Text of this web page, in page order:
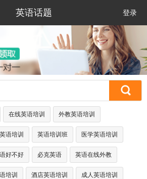
英语话题 登录
在线英语培训 外教英语培训
语培训 英语培训班 医学英语培训
好不好 必克英语 英语在线外教
培训 酒店英语培训 成人英语培训